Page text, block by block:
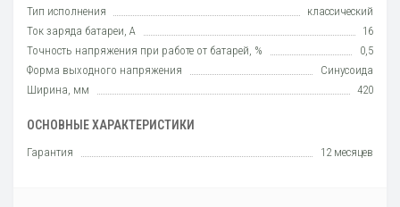
Тип исполнения
класcический
Ток заряда батареи, А
16
Точность напряжения при работе от батарей, %
0,5
Форма выходного напряжения
Синусоида
Ширина, мм
420
ОСНОВНЫЕ ХАРАКТЕРИСТИКИ
Гарантия 12 месяцев